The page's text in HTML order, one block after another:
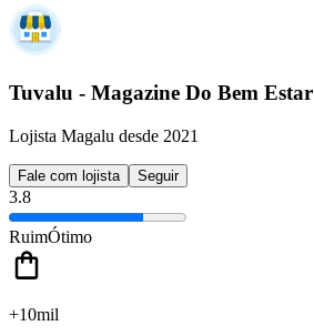
Tuvalu - Magazine Do Bem Estar
Lojista Magalu desde 2021
Fale com lojista Seguir
3.8
RuimÓtimo
+10mil